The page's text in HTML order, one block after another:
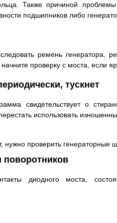
Также причиной
подшипников либо
ремень генератора,
начните проверку с моста, если
тускнет
свидетельствует о
использовать
нужно проверить генераторные
диодного моста,